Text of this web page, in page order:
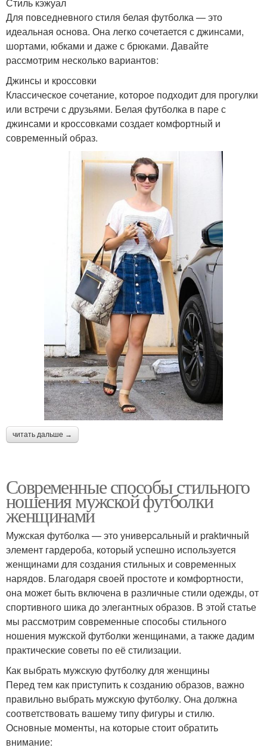
Стиль кэжуал
Для повседневного стиля белая футболка — это
идеальная основа. Она легко сочетается с джинсами,
шортами, юбками и даже с брюками. Давайте
рассмотрим несколько вариантов:
Джинсы и кроссовки
Классическое сочетание, которое подходит для прогулки
или встречи с друзьями. Белая футболка в паре с
джинсами и кроссовками создает комфортный и
современный образ.
читать дальше →
Современные способы стильного
ношения мужской футболки
женщинами
Мужская футболка — это универсальный и praktичный
элемент гардероба, который успешно используется
женщинами для создания стильных и современных
нарядов. Благодаря своей простоте и комфортности,
она может быть включена в различные стили одежды, от
спортивного шика до элегантных образов. В этой статье
мы рассмотрим современные способы стильного
ношения мужской футболки женщинами, а также дадим
практические советы по её стилизации.
Как выбрать мужскую футболку для женщины
Перед тем как приступить к созданию образов, важно
правильно выбрать мужскую футболку. Она должна
соответствовать вашему типу фигуры и стилю.
Основные моменты, на которые стоит обратить
внимание: